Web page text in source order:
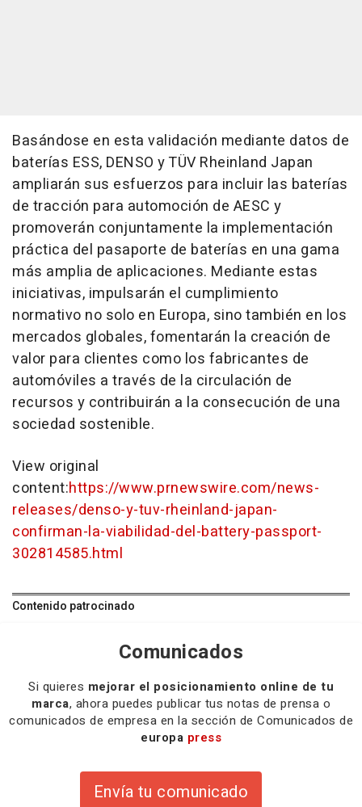
Basándose en esta validación mediante datos de
baterías ESS, DENSO y TÜV Rheinland Japan
ampliarán sus esfuerzos para incluir las baterías
de tracción para automoción de AESC y
promoverán conjuntamente la implementación
práctica del pasaporte de baterías en una gama
más amplia de aplicaciones. Mediante estas
iniciativas, impulsarán el cumplimiento
normativo no solo en Europa, sino también en los
mercados globales, fomentarán la creación de
valor para clientes como los fabricantes de
automóviles a través de la circulación de
recursos y contribuirán a la consecución de una
sociedad sostenible.
View original
content:https://www.prnewswire.com/news-
releases/denso-y-tuv-rheinland-japan-
confirman-la-viabilidad-del-battery-passport-
302814585.html
Contenido patrocinado
Comunicados
Si quieres mejorar el posicionamiento online de tu
marca, ahora puedes publicar tus notas de prensa o
comunicados de empresa en la sección de Comunicados de
europa press
Envía tu comunicado